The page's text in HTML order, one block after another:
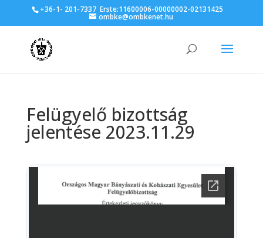
+36-1- 201-7337 Erste:11600006-00000002-02131425
ombke@ombkenet.hu
Felügyelő bizottság
jelentése 2023.11.29